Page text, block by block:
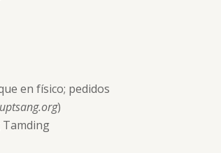
en físico; pedidos
)
Tamding